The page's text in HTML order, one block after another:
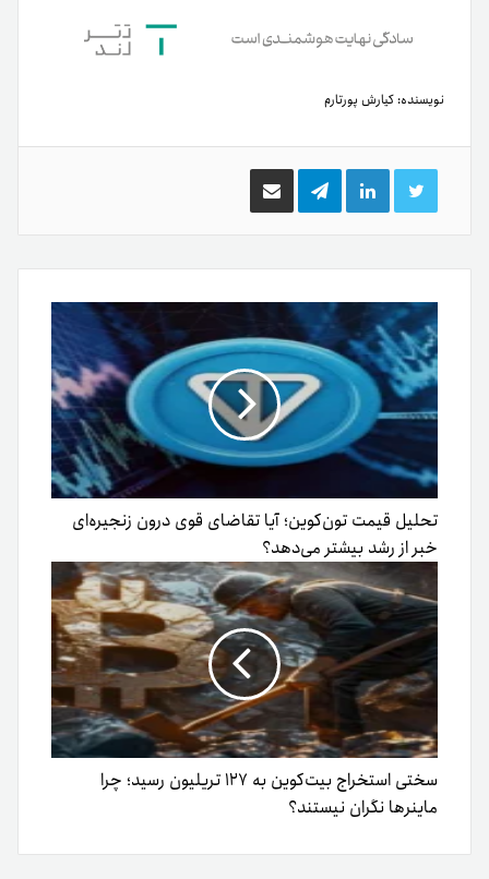
نویسنده: کیارش پورتارم
توییتر لینکدینتلگرام اشتراک
گذاری
ایمیل
تحلیل قیمت تون‌کوین؛ آیا تقاضای قوی درون زنجیره‌ای
خبر از رشد بیشتر می‌دهد؟
سختی استخراج بیت‌کوین به ۱۲۷ تریلیون رسید؛ چرا
ماینرها نگران نیستند؟